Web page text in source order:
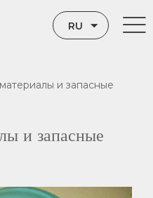
RU
EN
и запасные
и запасные